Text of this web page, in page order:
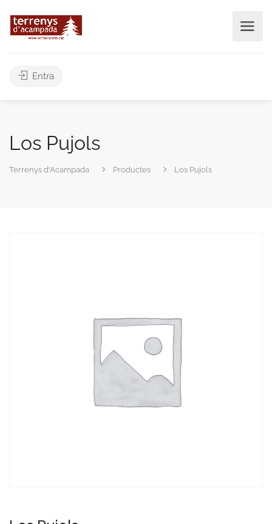
Entra
Los Pujols
Terrenys d'Acampada Productes Los Pujols